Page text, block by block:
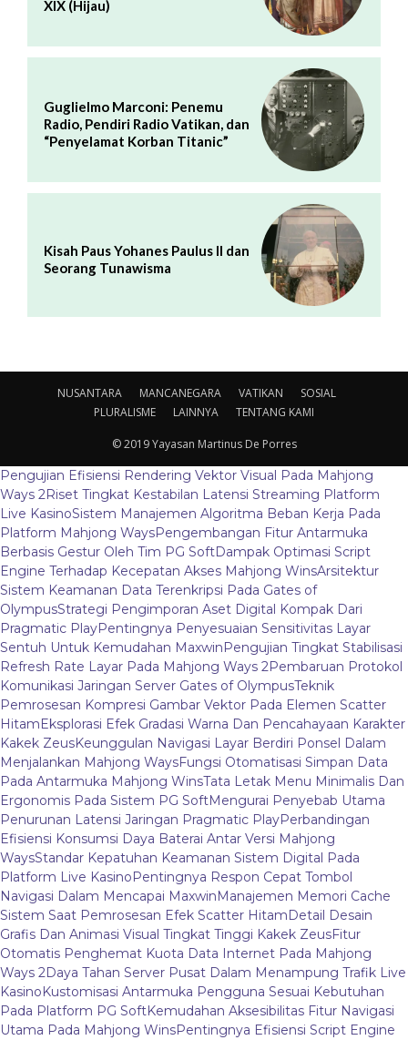
XIX (Hijau)
Guglielmo Marconi: Penemu
Radio, Pendiri Radio Vatikan, dan
“Penyelamat Korban Titanic”
Kisah Paus Yohanes Paulus II dan
Seorang Tunawisma
NUSANTARA MANCANEGARA VATIKAN
SOSIAL
PLURALISME
LAINNYA TENTANG KAMI
© 2019 Yayasan Martinus De Porres
Pengujian Efisiensi Rendering Vektor Visual Pada Mahjong
Ways 2Riset Tingkat Kestabilan Latensi Streaming Platform
Live KasinoSistem Manajemen Algoritma Beban Kerja Pada
Platform Mahjong WaysPengembangan Fitur Antarmuka
Berbasis Gestur Oleh Tim PG SoftDampak Optimasi Script
Engine Terhadap Kecepatan Akses Mahjong WinsArsitektur
Sistem Keamanan Data Terenkripsi Pada Gates of
OlympusStrategi Pengimporan Aset Digital Kompak Dari
Pragmatic PlayPentingnya Penyesuaian Sensitivitas Layar
Sentuh Untuk Kemudahan Maxwin Pengujian Tingkat Stabilisasi
Refresh Rate Layar Pada Mahjong Ways 2Pembaruan Protokol
Komunikasi Jaringan Server Gates of OlympusTeknik
Pemrosesan Kompresi Gambar Vektor Pada Elemen Scatter
Hitam Eksplorasi Efek Gradasi Warna Dan Pencahayaan Karakter
Kakek ZeusKeunggulan Navigasi Layar Berdiri Ponsel Dalam
Menjalankan Mahjong WaysFungsi Otomatisasi Simpan Data
Pada Antarmuka Mahjong WinsTata Letak Menu Minimalis Dan
Ergonomis Pada Sistem PG SoftMengurai Penyebab Utama
Penurunan Latensi Jaringan Pragmatic PlayPerbandingan
Efisiensi Konsumsi Daya Baterai Antar Versi Mahjong
WaysStandar Kepatuhan Keamanan Sistem Digital Pada
Platform Live Kasino Pentingnya Respon Cepat Tombol
Navigasi Dalam Mencapai Maxwin Manajemen Memori Cache
Sistem Saat Pemrosesan Efek Scatter Hitam Detail Desain
Grafis Dan Animasi Visual Tingkat Tinggi Kakek ZeusFitur
Otomatis Penghemat Kuota Data Internet Pada Mahjong
Ways 2Daya Tahan Server Pusat Dalam Menampung Trafik Live
Kasino Kustomisasi Antarmuka Pengguna Sesuai Kebutuhan
Pada Platform PG SoftKemudahan Aksesibilitas Fitur Navigasi
Utama Pada Mahjong WinsPentingnya Efisiensi Script Engine